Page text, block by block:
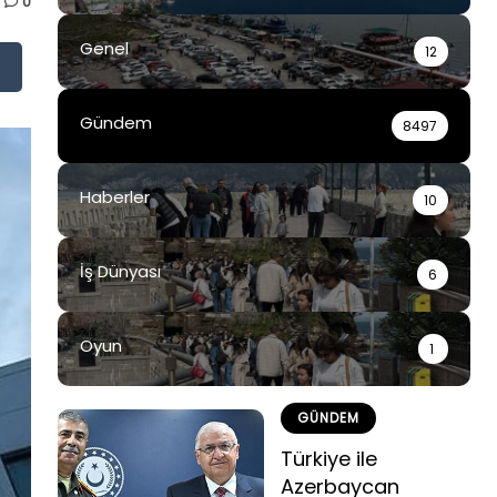
Genel 12
Gündem 8497
Haberler 10
İş Dünyası 6
Oyun 1
GÜNDEM
Türkiye ile
Azerbaycan